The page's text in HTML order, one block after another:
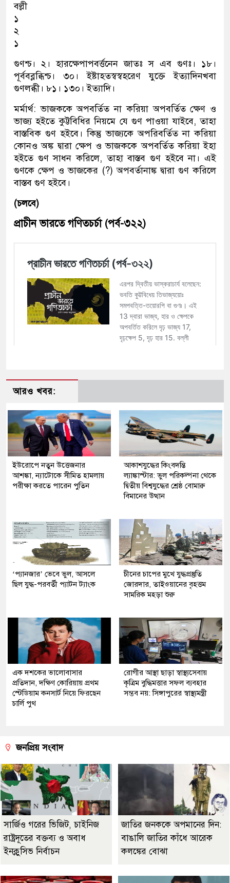
বল্লী
১
২
১
গুণশ্চ। ২। হারক্ষেপাপবর্ত্তনেন জাতঃ স এব গুণঃ। ১৮।
পূর্ববব্লব্ধিশ্চ। ৩০। ইষ্টাহতস্বস্বহরেণ যুক্তে ইত্যাদিনখবা
গুণলব্ধী। ৮১। ১৩০। ইত্যাদি।
মর্মার্থ: ভাজককে অপবর্তিত না করিয়া অপবর্তিত ক্ষেণ ও
ভাজ্য হইতে কুট্টবিধির নিয়মে যে গুণ পাওয়া যাইবে, তাহা
বাস্তবিক গুণ হইবে। কিন্তু ভাজ্যকে অপরিবর্তিত না করিয়া
কোনও অঙ্ক দ্বারা ক্ষেপ ও ভাজককে অপবর্তিত করিয়া ইহা
হইতে গুণ সাধন করিলে, তাহা বাস্তব গুণ হইবে না। এই
গুণকে ক্ষেপ ও ভাজকের (?) অপবর্তানাঙ্ক দ্বারা গুণ করিলে
বাস্তব গুণ হইবে।
(চলবে)
প্রাচীন ভারতে গণিতচর্চা (পর্ব-৩২২)
আরও খবর:
ইউরোপে নতুন উত্তেজনার
আশঙ্কা, ন্যাটোকে সীমিত হামলায়
পরীক্ষা করতে পারেন পুতিন
আকাশযুদ্ধের কিংবদন্তি
ল্যাঙ্কাস্টার: ভুল পরিকল্পনা থেকে
দ্বিতীয় বিশ্বযুদ্ধের শ্রেষ্ঠ বোমারু
বিমানের উত্থান
‘প্যানজার’ ভেবে ভুল, আসলে
ছিল যুদ্ধ-পরবর্তী প্যাটন ট্যাংক
চীনের চাপের মুখে যুদ্ধপ্রস্তুতি
জোরদার, তাইওয়ানের বৃহত্তম
সামরিক মহড়া শুরু
এক দশকের ভালোবাসার
প্রতিদান, দক্ষিণ কোরিয়ায় প্রথম
স্টেডিয়াম কনসার্ট নিয়ে ফিরছেন
চার্লি পুথ
রোগীর আস্থা ছাড়া স্বাস্থ্যসেবায়
কৃত্রিম বুদ্ধিমত্তার সফল ব্যবহার
সম্ভব নয়: সিঙ্গাপুরের স্বাস্থ্যমন্ত্রী
জনপ্রিয় সংবাদ
সার্জিও গরের ভিজিট, চাইনিজ
রাষ্ট্রদূতের বক্তব্য ও অবাধ
ইনক্লুসিভ নির্বাচন
জাতির জনককে অপমানের দিন:
বাঙালি জাতির কাঁধে আরেক
কলঙ্কের বোঝা